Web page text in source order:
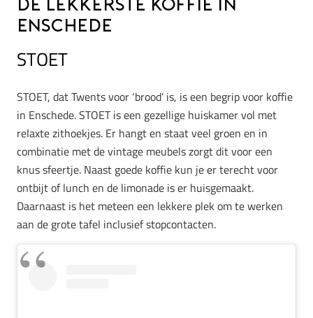
De lekkerste koffie in
Enschede
STOET
STOET, dat Twents voor ‘brood’ is, is een begrip voor koffie
in Enschede. STOET is een gezellige huiskamer vol met
relaxte zithoekjes. Er hangt en staat veel groen en in
combinatie met de vintage meubels zorgt dit voor een
knus sfeertje. Naast goede koffie kun je er terecht voor
ontbijt of lunch en de limonade is er huisgemaakt.
Daarnaast is het meteen een lekkere plek om te werken
aan de grote tafel inclusief stopcontacten.